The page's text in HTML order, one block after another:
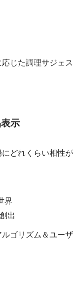
じた調理サジェス
示
どれくらい相性が
界
出
ゴリズム＆ユーザ